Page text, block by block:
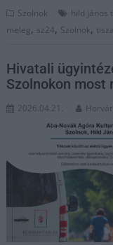
Szolnok hild jános
meleg, sz24, Szolnok,
Hivatali
Szolnokon most
2026.04.21.